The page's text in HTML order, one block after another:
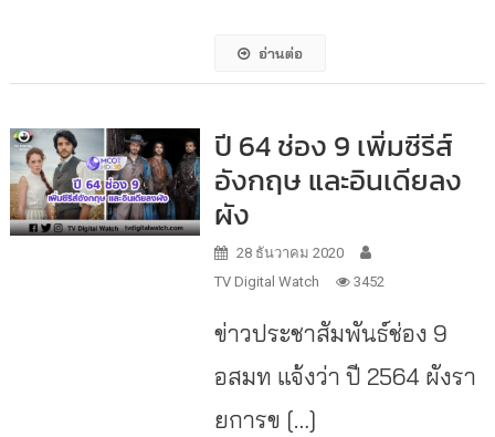
อ่านต่อ
ปี 64 ช่อง 9 เพิ่มซีรีส์
อังกฤษ และอินเดียลง
ผัง
28 ธันวาคม 2020
TV Digital Watch
3452
ข่าวประชาสัมพันธ์ช่อง 9
อสมท แจ้งว่า ปี 2564 ผังรา
ยการข […]